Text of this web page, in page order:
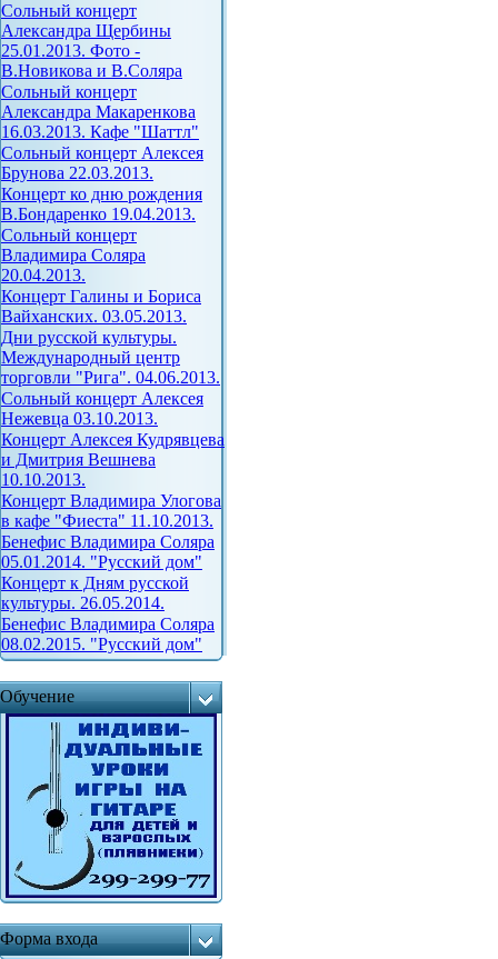
Сольный концерт
Александра Щербины
25.01.2013. Фото -
В.Новикова и В.Соляра
Сольный концерт
Александра Макаренкова
16.03.2013. Кафе "Шаттл"
Сольный концерт Алексея
Брунова 22.03.2013.
Концерт ко дню рождения
В.Бондаренко 19.04.2013.
Сольный концерт
Владимира Соляра
20.04.2013.
Концерт Галины и Бориса
Вайханских. 03.05.2013.
Дни русской культуры.
Международный центр
торговли "Рига". 04.06.2013.
Сольный концерт Алексея
Нежевца 03.10.2013.
Концерт Алексея Кудрявцева
и Дмитрия Вешнева
10.10.2013.
Концерт Владимира Улогова
в кафе "Фиеста" 11.10.2013.
Бенефис Владимира Соляра
05.01.2014. "Русский дом"
Концерт к Дням русской
культуры. 26.05.2014.
Бенефис Владимира Соляра
08.02.2015. "Русский дом"
Обучение
Форма входа